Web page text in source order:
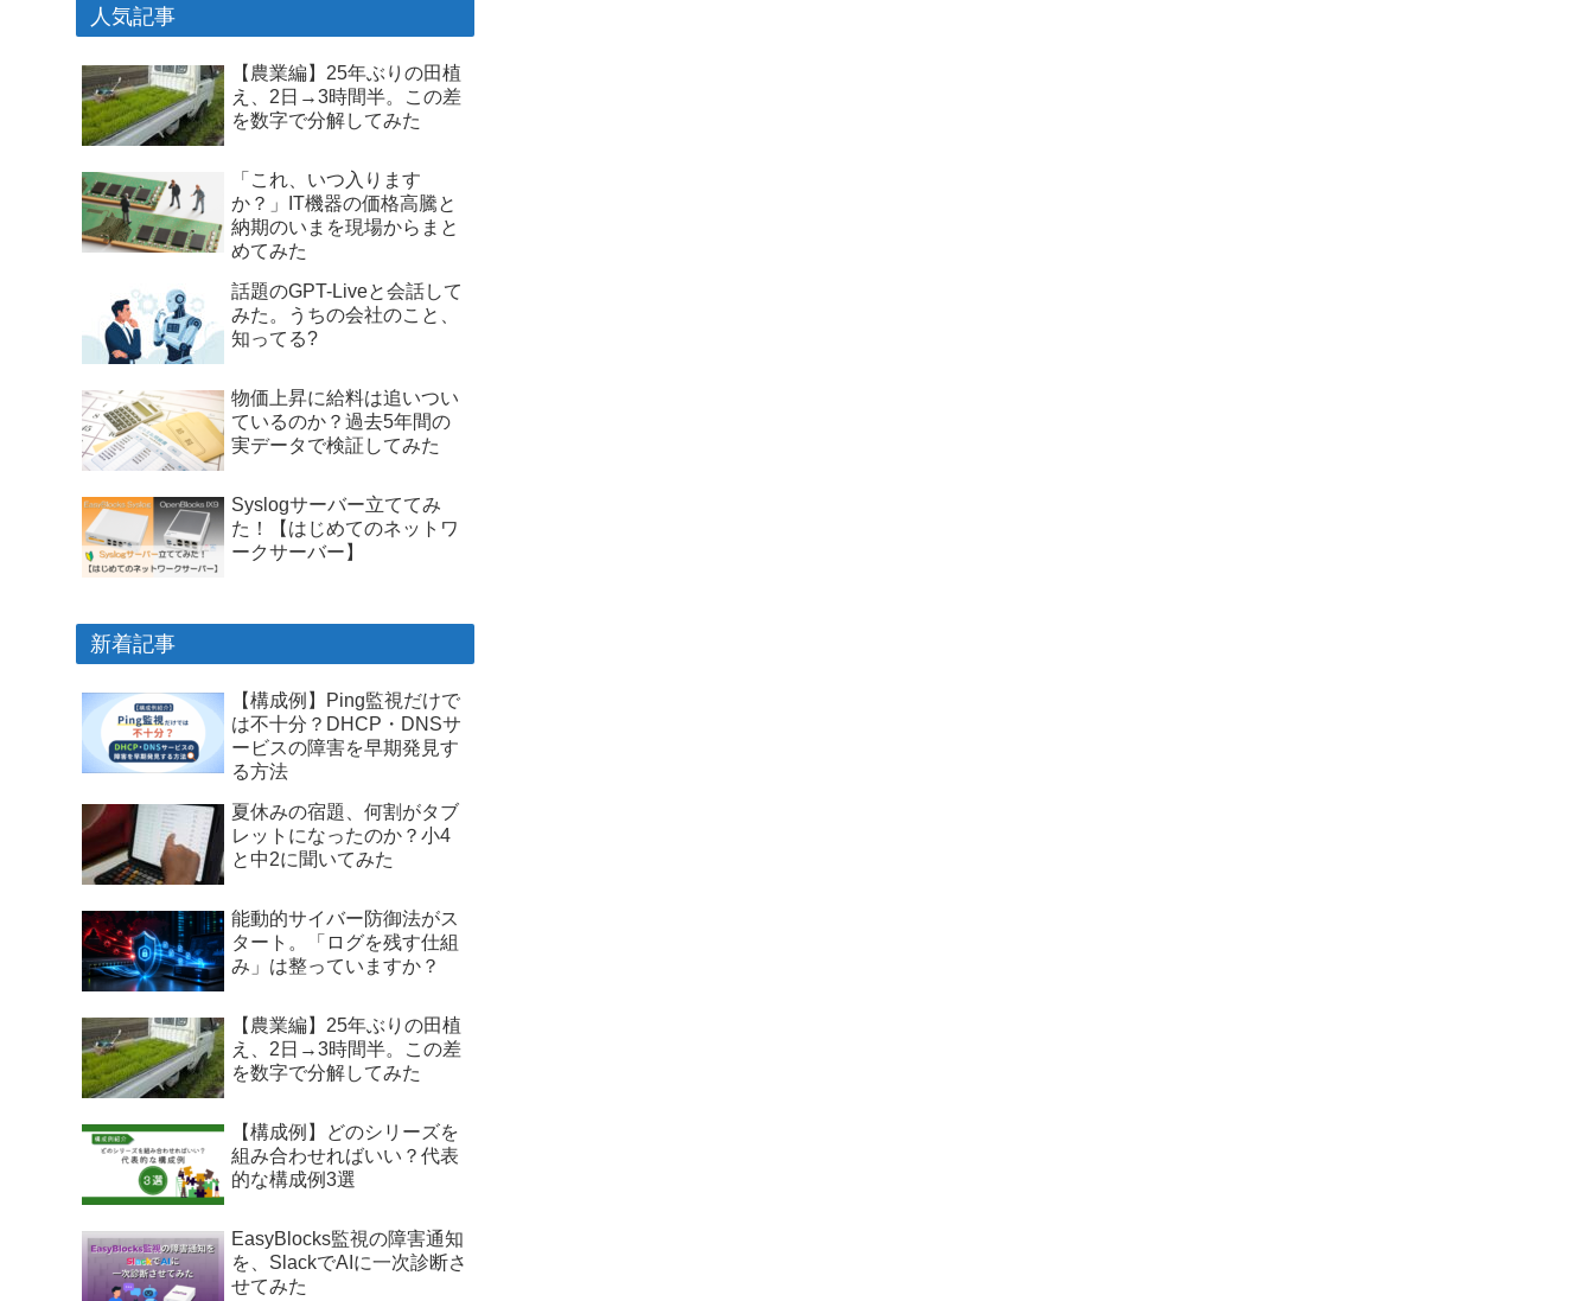
人気記事
【農業編】25年ぶりの田植
え、2日→3時間半。この差
を数字で分解してみた
「これ、いつ入ります
か？」IT機器の価格高騰と
納期のいまを現場からまと
めてみた
話題のGPT-Liveと会話して
みた。うちの会社のこと、
知ってる?
物価上昇に給料は追いつい
ているのか？過去5年間の
実データで検証してみた
Syslogサーバー立ててみ
た！【はじめてのネットワ
ークサーバー】
新着記事
【構成例】Ping監視だけで
は不十分？DHCP・DNSサ
ービスの障害を早期発見す
る方法
夏休みの宿題、何割がタブ
レットになったのか？小4
と中2に聞いてみた
能動的サイバー防御法がス
タート。「ログを残す仕組
み」は整っていますか？
【農業編】25年ぶりの田植
え、2日→3時間半。この差
を数字で分解してみた
【構成例】どのシリーズを
組み合わせればいい？代表
的な構成例3選
EasyBlocks監視の障害通知
を、SlackでAIに一次診断さ
せてみた